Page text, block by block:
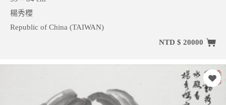
楊秀櫻
Republic of China (TAIWAN)
NTD $ 20000